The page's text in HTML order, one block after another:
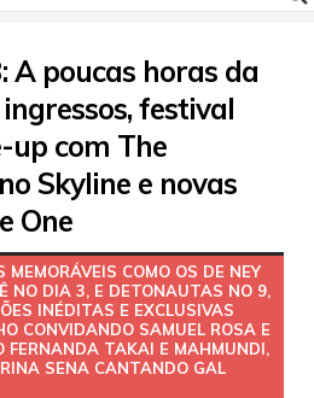
A poucas horas da
festival
up com The
Skyline e novas
One
COMO OS DE NEY
NO DIA 3, E DETONAUTAS NO 9,
INÉDITAS E EXCLUSIVAS
CONVIDANDO SAMUEL ROSA E
FERNANDA TAKAI E MAHMUNDI,
SENA CANTANDO GAL